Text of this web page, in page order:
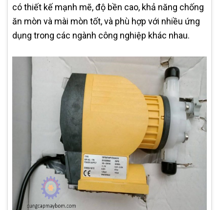
có thiết kế mạnh mẽ, độ bền cao, khả năng chống
ăn mòn và mài mòn tốt, và phù hợp với nhiều ứng
dụng trong các ngành công nghiệp khác nhau.